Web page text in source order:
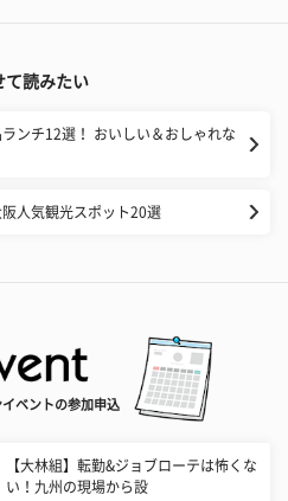
て読みたい
ンチ12選！ おいしい＆おしゃれな
人気観光スポット20選
イベントの参加申込
【大林組】転勤&ジョブローテは怖くな
い！九州の現場から設